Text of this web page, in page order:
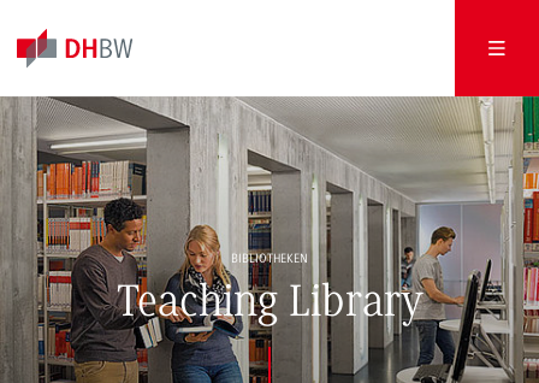
BIBLIOTHEKEN
Teaching Library